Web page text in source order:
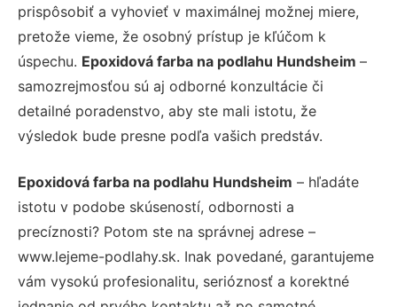
prispôsobiť a vyhovieť v maximálnej možnej miere,
pretože vieme, že osobný prístup je kľúčom k
úspechu. Epoxidová farba na podlahu Hundsheim –
samozrejmosťou sú aj odborné konzultácie či
detailné poradenstvo, aby ste mali istotu, že
výsledok bude presne podľa vašich predstáv.
Epoxidová farba na podlahu Hundsheim – hľadáte
istotu v podobe skúseností, odbornosti a
precíznosti? Potom ste na správnej adrese –
www.lejeme-podlahy.sk. Inak povedané, garantujeme
vám vysokú profesionalitu, serióznosť a korektné